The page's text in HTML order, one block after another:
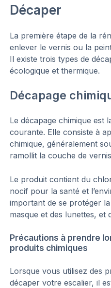
Décaper
La première étape de la
enlever le vernis ou la
Il existe trois types de
écologique et thermique.
Décapage
Le décapage chimique est
courante. Elle consiste à
chimique, généralement
ramollit la couche de
Le produit contient du
nocif pour la santé et
important de se protéger
masque et des lunettes, et
Précautions à prendre
produits chimiques
Lorsque vous utilisez des
décaper votre escalier, il